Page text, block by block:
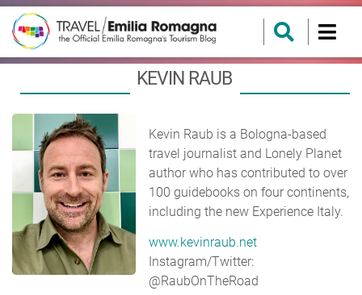
KEVIN RAUB
Kevin Raub is a Bologna-based
travel journalist and Lonely Planet
author who has contributed to over
100 guidebooks on four continents,
including the new Experience Italy.
www.kevinraub.net
Instagram/Twitter:
@RaubOnTheRoad